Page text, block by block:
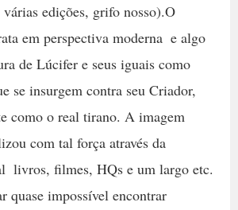
edições, grifo nosso).O
em perspectiva moderna  e algo
de Lúcifer e seus iguais como
se insurgem contra seu Criador,
como o real tirano. A imagem
com tal força através da
 livros, filmes, HQs e um largo etc.
quase impossível encontrar